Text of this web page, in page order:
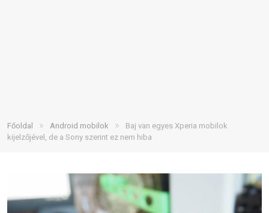
Főoldal » Android mobilok »
Baj van egyes Xperia mobilok
kijelzőjével, de a Sony szerint ez nem hiba